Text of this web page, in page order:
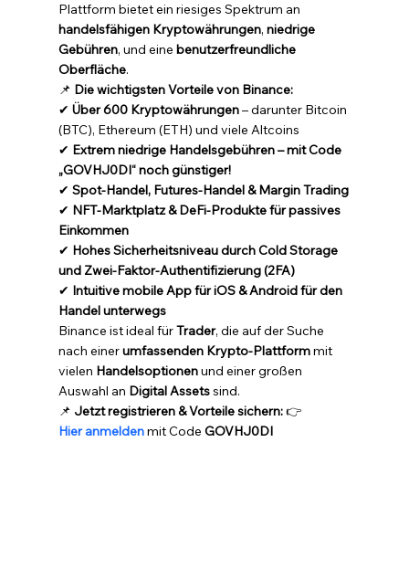
Plattform bietet ein riesiges Spektrum an
handelsfähigen Kryptowährungen, niedrige
Gebühren, und eine benutzerfreundliche
Oberfläche.
📌 Die wichtigsten Vorteile von Binance:
✔ Über 600 Kryptowährungen – darunter Bitcoin
(BTC), Ethereum (ETH) und viele Altcoins
✔ Extrem niedrige Handelsgebühren – mit Code
„GOVHJ0DI“ noch günstiger!
✔ Spot-Handel, Futures-Handel & Margin Trading
✔ NFT-Marktplatz & DeFi-Produkte für passives
Einkommen
✔ Hohes Sicherheitsniveau durch Cold Storage
und Zwei-Faktor-Authentifizierung (2FA)
✔ Intuitive mobile App für iOS & Android für den
Handel unterwegs
Binance ist ideal für Trader, die auf der Suche
nach einer umfassenden Krypto-Plattform mit
vielen Handelsoptionen und einer großen
Auswahl an Digital Assets sind.
📌 Jetzt registrieren & Vorteile sichern: 👉
Hier anmelden mit Code GOVHJ0DI